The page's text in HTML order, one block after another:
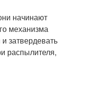
начинают
механизма
затвердевать
распылителя,